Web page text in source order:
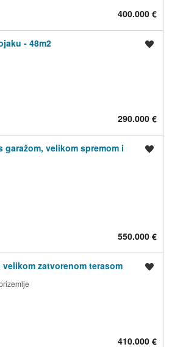
400.000 €
- 48m2
290.000 €
velikom spremom i
550.000 €
velikom zatvorenom terasom
410.000 €